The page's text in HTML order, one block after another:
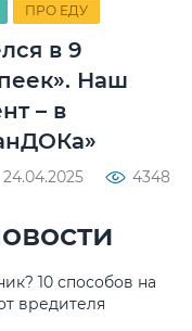
ПРО ЕДУ
в 9
Наш
– в
24.04.2025 4348
10 способов на
вредителя